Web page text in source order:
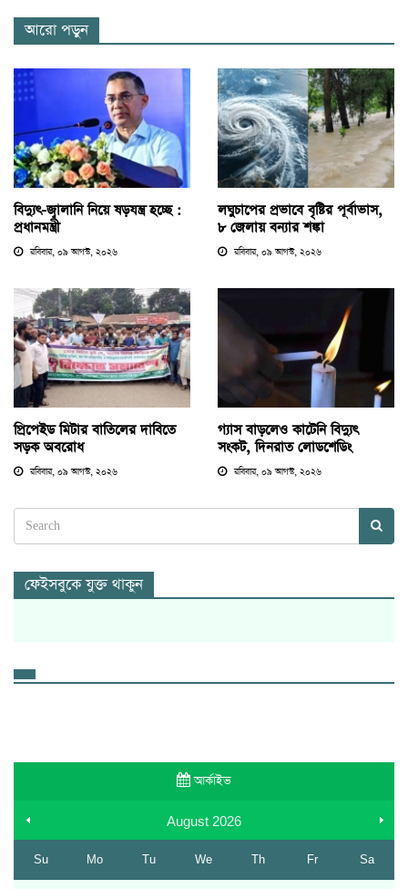
আরো পড়ুন
বিদ্যুৎ-জ্বালানি নিয়ে ষড়যন্ত্র হচ্ছে :
প্রধানমন্ত্রী
রবিবার, ০৯ আগস্ট, ২০২৬
লঘুচাপের প্রভাবে বৃষ্টির পূর্বাভাস,
৮ জেলায় বন্যার শঙ্কা
রবিবার, ০৯ আগস্ট, ২০২৬
প্রিপেইড মিটার বাতিলের দাবিতে
সড়ক অবরোধ
রবিবার, ০৯ আগস্ট, ২০২৬
গ্যাস বাড়লেও কাটেনি বিদ্যুৎ
সংকট, দিনরাত লোডশেডিং
রবিবার, ০৯ আগস্ট, ২০২৬
ফেইসবুকে যুক্ত থাকুন
আর্কাইভ
August 2026
Su Mo Tu We Th Fr Sa